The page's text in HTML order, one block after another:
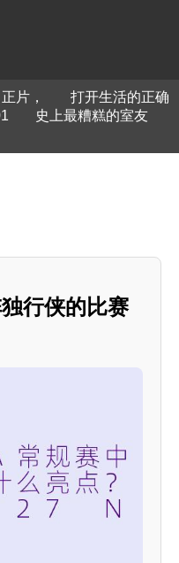
片，
打开生活的正确
史上最糟糕的室友
行侠的比赛